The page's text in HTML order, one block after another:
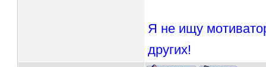
Я не ищу
других!